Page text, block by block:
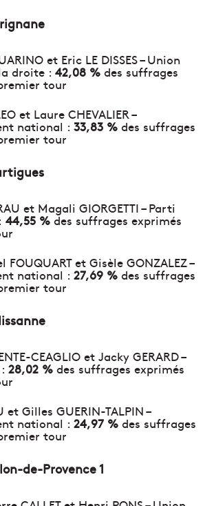
et Eric LE DISSES – Union
droite : 42,08 % des suffrages
tour
et Laure CHEVALIER –
national : 33,83 % des suffrages
tour
et Magali GIORGETTI – Parti
44,55 % des suffrages exprimés
FOUQUART et Gisèle GONZALEZ –
national : 27,69 % des suffrages
tour
CEAGLIO et Jacky GERARD –
28,02 % des suffrages exprimés
et Gilles GUERIN-TALPIN –
national : 24,97 % des suffrages
tour
de-Provence 1